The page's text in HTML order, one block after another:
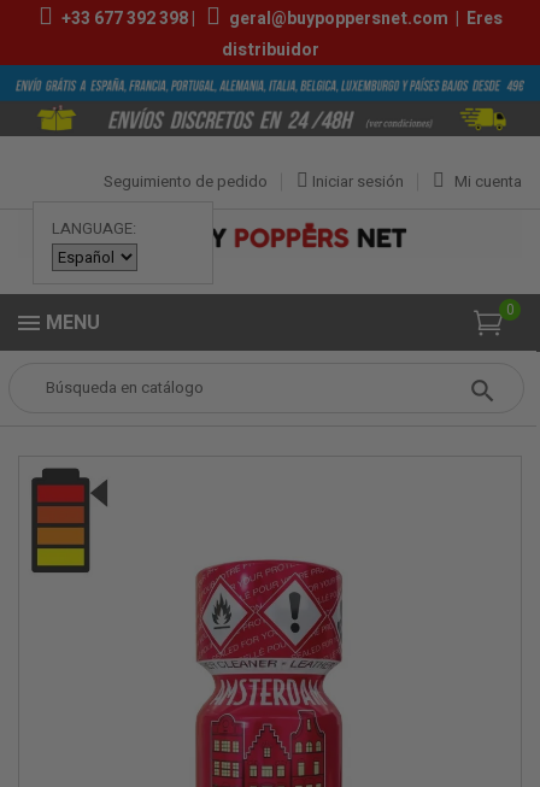
+33 677 392 398| geral@buypoppersnet.com | Eres
distribuidor
LANGUAGE:
Mi cuenta
Iniciar sesión
Seguimiento de pedido
0
MENU
POPPERS PEQUEÑOS Amsterdam Special 10ml